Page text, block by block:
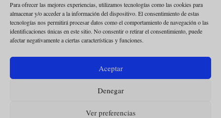
Para ofrecer las mejores experiencias, utilizamos tecnologías como las cookies para
almacenar y/o acceder a la información del dispositivo. El consentimiento de estas
tecnologías nos permitirá procesar datos como el comportamiento de navegación o las
identificaciones únicas en este sitio. No consentir o retirar el consentimiento, puede
afectar negativamente a ciertas características y funciones.
Aceptar
Denegar
Ver preferencias
POLÍTICA DE PRIVACIDAD
USO DE COOKIES
CONDICIONES DE LA COLABORACIÓN